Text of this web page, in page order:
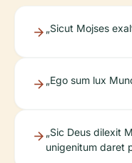
„Sicut Mojses
„Ego sum lux
„Sic Deus dilexit
unigenitum daret